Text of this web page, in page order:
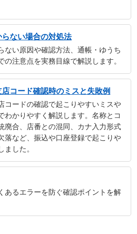
ない場合の対処法
ない原因や確認方法、通帳・ゆうち
の注意点を実務目線で解説します。
コード確認時のミスと失敗例
コードの確認で起こりやすいミスや
わかりやすく解説します。名称とコ
廃合、店番との混同、カナ入力形式
落など、振込や口座登録で起こりや
ました。
あるエラーを防ぐ確認ポイントを解